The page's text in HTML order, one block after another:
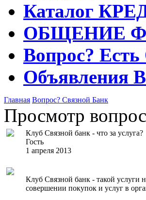
Каталог
ОБЩЕНИЕ
Вопрос?
Объявления
Главная Вопрос? Связной Банк
Просмотр
Клуб Связной банк - что за услуга?
Гость
1 апреля 2013
Клуб Связной банк - такой услуги
совершении покупок и услуг в